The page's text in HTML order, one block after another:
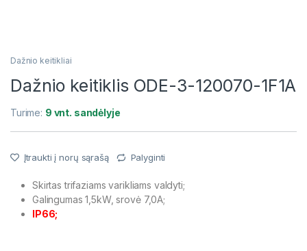
Dažnio keitikliai
Dažnio keitiklis ODE-3-120070-1F1A
Turime: 9 vnt. sandėlyje
Įtraukti į norų sąrašą Palyginti
Skirtas trifaziams varikliams valdyti;
Galingumas 1,5kW, srovė 7,0A;
IP66;